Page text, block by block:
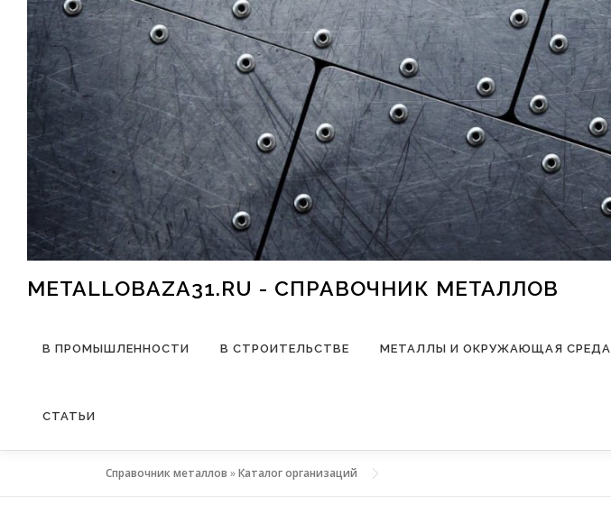
Перейти к содержимому
METALLOBAZA31.RU - СПРАВОЧНИК МЕТАЛЛОВ
В ПРОМЫШЛЕННОСТИ В СТРОИТЕЛЬСТВЕ МЕТАЛЛЫ И ОКРУЖАЮЩАЯ СРЕДА
СТАТЬИ
Справочник металлов »Каталог организаций